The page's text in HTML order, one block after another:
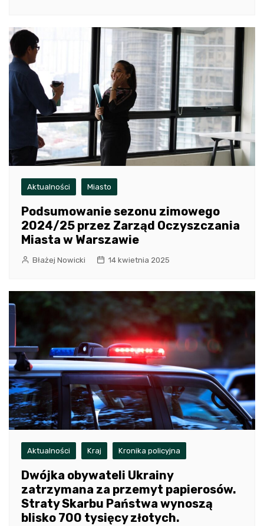
Aktualności Miasto
Podsumowanie sezonu zimowego
2024/25 przez Zarząd Oczyszczania
Miasta w Warszawie
Błażej Nowicki 14 kwietnia 2025
Aktualności Kraj Kronika policyjna
Dwójka obywateli Ukrainy
zatrzymana za przemyt papierosów.
Straty Skarbu Państwa wynoszą
blisko 700 tysięcy złotych.